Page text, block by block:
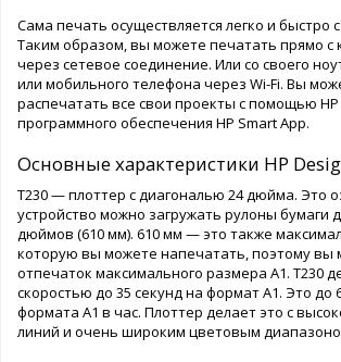
Сама печать осуществляется легко и
Таким образом, вы можете печатать прямо с
через сетевое соединение. Или со своего
или мобильного телефона через Wi-Fi. Вы
распечатать все свои проекты с помощью HP
программного обеспечения HP Smart App.
Основные характеристики HP
T230 — плоттер с диагональю 24 дюйма. Это
устройство можно загружать рулоны бумаги
дюймов (610 мм). 610 мм — это также
которую вы можете напечатать, поэтому вы
отпечаток максимального размера A1. T230
скоростью до 35 секунд на формат A1. Это до
формата А1 в час. Плоттер делает это с
линий и очень широким цветовым